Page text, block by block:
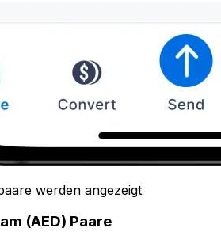
werden angezeigt
(AED) Paare